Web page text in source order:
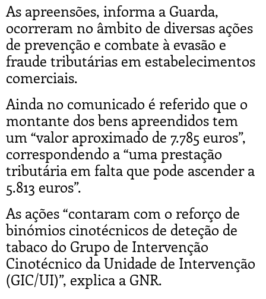
As apreensões, informa a Guarda,
ocorreram no âmbito de diversas ações
de prevenção e combate à evasão e
fraude tributárias em estabelecimentos
comerciais.
Ainda no comunicado é referido que o
montante dos bens apreendidos tem
um “valor aproximado de 7.785 euros”,
correspondendo a “uma prestação
tributária em falta que pode ascender a
5.813 euros”.
As ações “contaram com o reforço de
binómios cinotécnicos de deteção de
tabaco do Grupo de Intervenção
Cinotécnico da Unidade de Intervenção
(GIC/UI)”, explica a GNR.